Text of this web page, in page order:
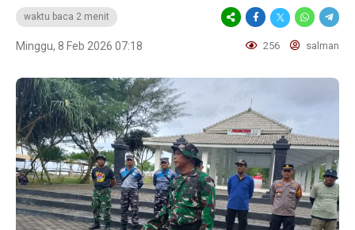
waktu baca 2 menit
Minggu, 8 Feb 2026 07:18 256 salman